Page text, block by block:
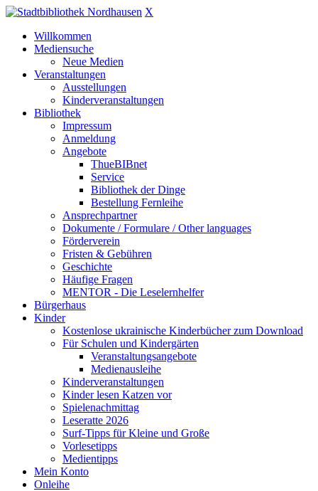
X
Willkommen
Mediensuche
Neue Medien
Veranstaltungen
Ausstellungen
Kinderveranstaltungen
Bibliothek
Impressum
Anmeldung
Angebote
ThueBIBnet
Service
Bibliothek der Dinge
Bestellung Fernleihe
Ansprechpartner
Dokumente / Formulare / Other languages
Förderverein
Fristen & Gebühren
Geschichte
Häufige Fragen
MENTOR - Die Leselernhelfer
Bürgerhaus
Kinder
Kostenlose ukrainische Kinderbücher zum Download
Für Schulen und Kindergärten
Veranstaltungsangebote
Medienausleihe
Kinderveranstaltungen
Kinder lesen Katzen vor
Spielenachmittag
Leseratte 2026
Surf-Tipps für Kleine und Große
Vorlesetipps
Medientipps
Mein Konto
Onleihe